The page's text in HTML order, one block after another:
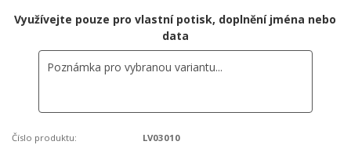
Využívejte pouze pro vlastní potisk, doplnění jména nebo
data
Číslo produktu:
LV03010